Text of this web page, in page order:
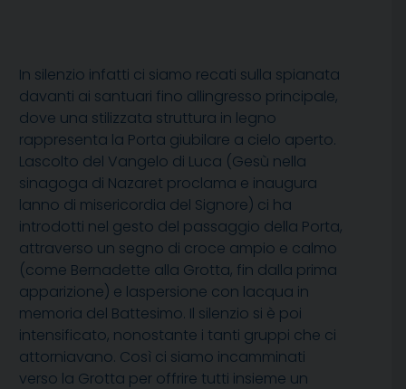
In silenzio infatti ci siamo recati sulla spianata
davanti ai santuari fino allingresso principale,
dove una stilizzata struttura in legno
rappresenta la Porta giubilare a cielo aperto.
Lascolto del Vangelo di Luca (Gesù nella
sinagoga di Nazaret proclama e inaugura
lanno di misericordia del Signore) ci ha
introdotti nel gesto del passaggio della Porta,
attraverso un segno di croce ampio e calmo
(come Bernadette alla Grotta, fin dalla prima
apparizione) e laspersione con lacqua in
memoria del Battesimo. Il silenzio si è poi
intensificato, nonostante i tanti gruppi che ci
attorniavano. Così ci siamo incamminati
verso la Grotta per offrire tutti insieme un